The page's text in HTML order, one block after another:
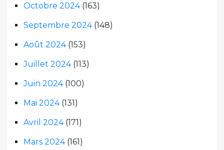
Octobre 2024(163)
Septembre 2024(148)
Août 2024(153)
Juillet 2024(113)
Juin 2024(100)
Mai 2024(131)
Avril 2024(171)
Mars 2024(161)